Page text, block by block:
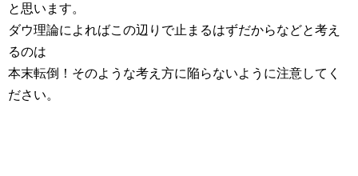
と思います。
ダウ理論によればこの辺りで止まるはずだからなどと考え
るのは
本末転倒！そのような考え方に陥らないように注意してく
ださい。